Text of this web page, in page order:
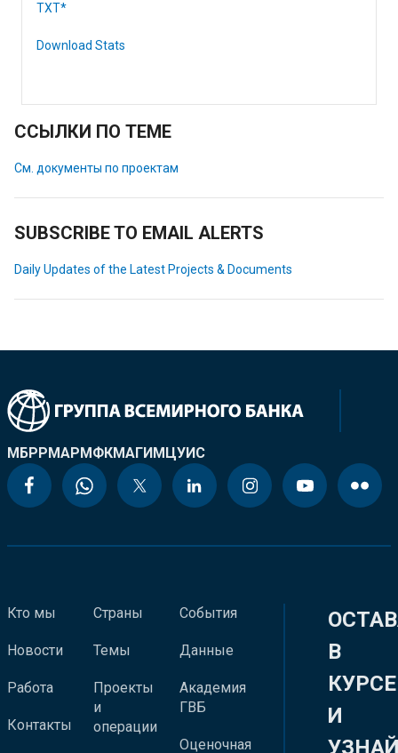
TXT*
Download Stats
ССЫЛКИ ПО ТЕМЕ
См. документы по проектам
SUBSCRIBE TO EMAIL ALERTS
Daily Updates of the Latest Projects & Documents
МБРРМАРМФКМАГИМЦУИС
Кто мы
Новости
Работа
Контакты
Страны
Темы
Проекты
и
операции
События
Данные
Академия
ГВБ
Оценочная
В
КУРСЕ
И